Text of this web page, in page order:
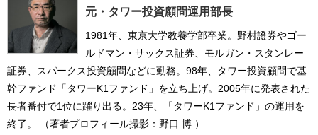
元・タワー投資顧問運用部長
1981年、東京大学教養学部卒業。野村證券やゴー
ルドマン・サックス証券、モルガン・スタンレー
証券、スパークス投資顧問などに勤務。98年、タワー投資顧問で基
幹ファンド「タワーK1ファンド」を立ち上げ。2005年に発表された
長者番付で1位に躍り出る。23年、「タワーK1ファンド」の運用を
終了。 （著者プロフィール撮影：野口 博 ）